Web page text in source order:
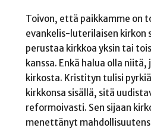
Toivon, että paikkamme on
evankelis-luterilaisen kirkon
perustaa kirkkoa yksin tai
kanssa. Enkä halua olla
kirkosta. Kristityn tulisi
kirkkonsa sisällä, sitä
reformoivasti. Sen sijaan
menettänyt